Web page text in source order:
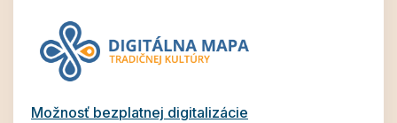
Možnosť bezplatnej digitalizácie